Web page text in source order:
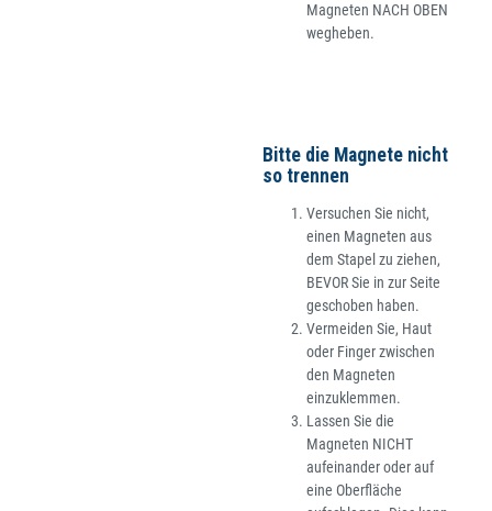
Magneten NACH OBEN
wegheben.
Bitte die Magnete nicht
so trennen
Versuchen Sie nicht,
einen Magneten aus
dem Stapel zu ziehen,
BEVOR Sie in zur Seite
geschoben haben.
Vermeiden Sie, Haut
oder Finger zwischen
den Magneten
einzuklemmen.
Lassen Sie die
Magneten NICHT
aufeinander oder auf
eine Oberfläche